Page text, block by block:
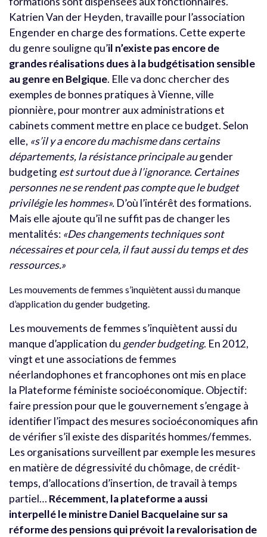
Katrien Van der Heyden, travaille pour l’association
Engender en charge des formations. Cette experte
du genre souligne qu’il n’existe pas encore de
grandes réalisations dues à la budgétisation sensible
au genre en Belgique. Elle va donc chercher des
exemples de bonnes pratiques à Vienne, ville
pionnière, pour montrer aux administrations et
cabinets comment mettre en place ce budget. Selon
elle, «s’il y a encore du machisme dans certains
départements, la résistance principale augender
budgetingest surtout due à l’ignorance. Certaines
personnes ne se rendent pas compte que le budget
privilégie les hommes». D’où l’intérêt des formations.
Mais elle ajoute qu’il ne suffit pas de changer les
mentalités: «Des changements techniques sont
nécessaires et pour cela, il faut aussi du temps et des
ressources.»
Les mouvements de femmes s’inquiètent aussi du manque
d’application du gender budgeting.
Les mouvements de femmes s’inquiètent aussi du
manque d’application du gender budgeting. En 2012,
vingt et une associations de femmes
néerlandophones et francophones ont mis en place
la Plateforme féministe socioéconomique. Objectif:
faire pression pour que le gouvernement s’engage à
identifier l’impact des mesures socioéconomiques afin
de vérifier s’il existe des disparités hommes/femmes.
Les organisations surveillent par exemple les mesures
en matière de dégressivité du chômage, de crédit-
temps, d’allocations d’insertion, de travail à temps
partiel… Récemment, la plateforme a aussi
interpellé le ministre Daniel Bacquelaine sur sa
réforme des pensions qui prévoit la revalorisation de